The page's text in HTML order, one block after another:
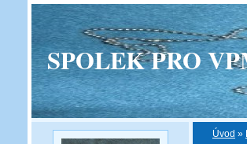
SPOLEK PRO
Úvod »